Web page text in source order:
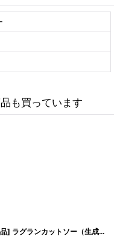
も買っています
[完成品] ラグランカットソー（生成り×ネイビー）